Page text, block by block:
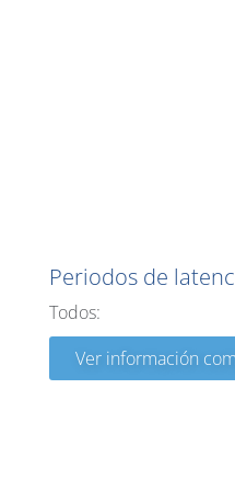
Periodos de
Todos:
Ver información